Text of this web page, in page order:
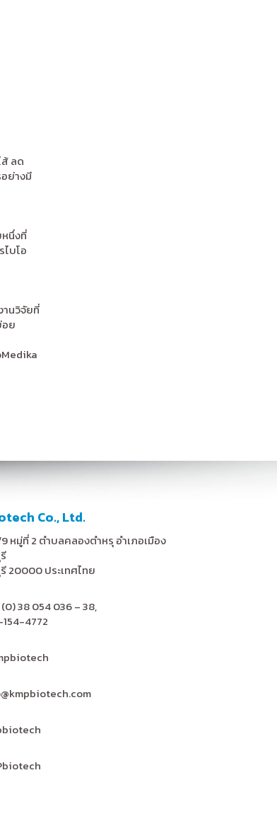
ลด
ย่างมี
นึ่งที่
ไบโอ
นวิจัยที่
ย
Co., Ltd.
หมู่ที่ 2 ตำบลคลองตำหรุ อำเภอเมือง
20000 ประเทศไทย
38 054 036 – 38,
4772